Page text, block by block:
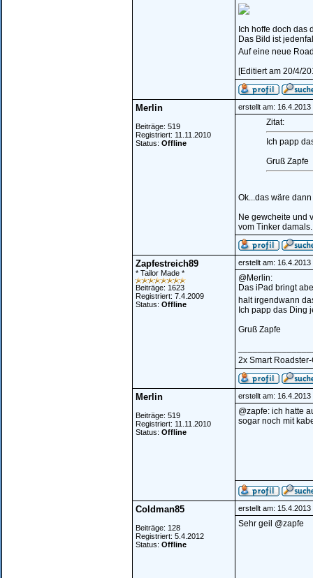
Ich hoffe doch das
Das Bild ist
Auf eine neue
[Editiert am 20/4/
Merlin
Beiträge: 519
Registriert: 11.11.2010
Status: Offline
erstellt am:
Zitat:
Ich papp
Gruß Zapfe
Ok...das wäre
Ne gewcheite und
vom Tinker
Zapfestreich89
* Tailor Made *
Beiträge: 1623
Registriert: 7.4.2009
Status: Offline
erstellt am:
@Merlin:
Das iPad bringt
halt irgendwann
Ich papp das Ding
Gruß Zapfe
2x Smart
Merlin
Beiträge: 519
Registriert: 11.11.2010
Status: Offline
erstellt am:
@zapfe: ich hatte
sogar noch mit
Coldman85
Beiträge: 128
Registriert: 5.4.2012
Status: Offline
erstellt am:
Sehr geil @zapfe